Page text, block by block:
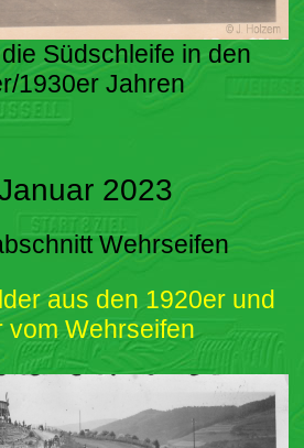
Südschleife in den
1930er Jahren
2023
Wehrseifen
aus den 1920er und
vom Wehrseifen